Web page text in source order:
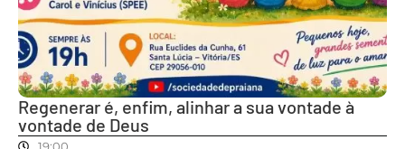
Regenerar é, enfim, alinhar a sua vontade à
vontade de Deus
19:00